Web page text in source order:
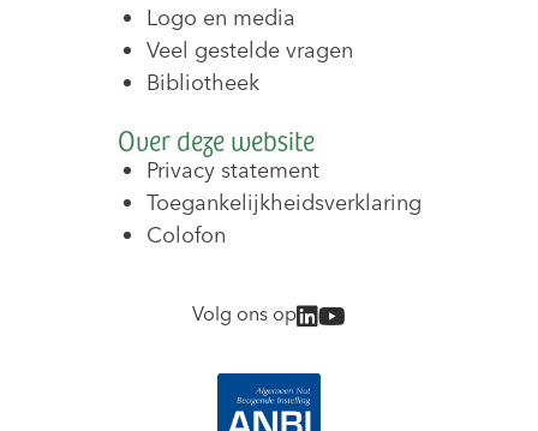
Logo en media
Veel gestelde vragen
Bibliotheek
Over deze website
Privacy statement
Toegankelijkheidsverklaring
Colofon
Volg ons op